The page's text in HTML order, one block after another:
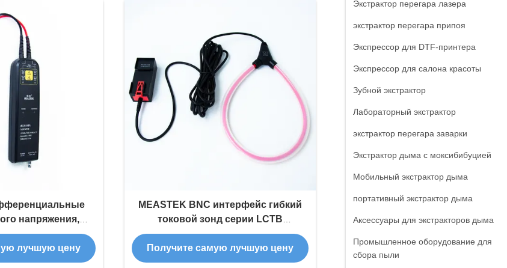
Экстрактор перегара лазера
экстрактор перегара припоя
Экспрессор для DTF-принтера
Экспрессор для салона красоты
Зубной экстрактор
Лабораторный экстрактор
экстрактор перегара заварки
Экстрактор дыма с моксибибуцией
Мобильный экстрактор дыма
портативный экстрактор дыма
Аксессуары для экстракторов дыма
Промышленное оборудование для
сбора пыли
напряжения,
В, плавающее
пропускной
МГц для силовой
лучшую цену
MEASTEK BNC интерфейс гибкий
токовой зонд серии LCTB
настраиваемый гибкий зонд
катушки Роговски
Получите самую лучшую цену